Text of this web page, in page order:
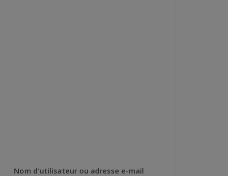
Nom d'utilisateur ou adresse e-mail